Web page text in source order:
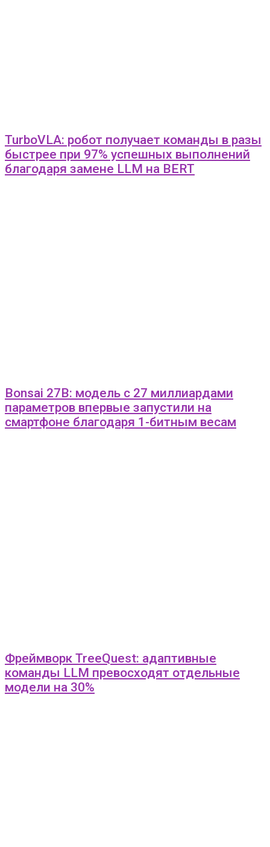
TurboVLA: робот получает команды в разы
быстрее при 97% успешных выполнений
благодаря замене LLM на BERT
Bonsai 27B: модель с 27 миллиардами
параметров впервые запустили на
смартфоне благодаря 1-битным весам
Фреймворк TreeQuest: адаптивные
команды LLM превосходят отдельные
модели на 30%